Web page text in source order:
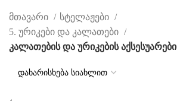
CATEGORIES
მთავარი
სტელაჟები
5. ურიკები და კალათები
კალათების და ურიკების აქსესუარები